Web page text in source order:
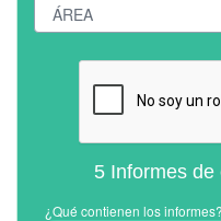
5 Informes de
¿Qué contienen los